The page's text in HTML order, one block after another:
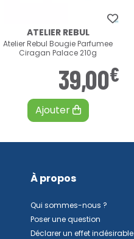
ATELIER REBUL
Atelier Rebul Bougie Parfumee
Ciragan Palace 210g
39,00€
Ajouter
À propos
Qui sommes-nous ?
Poser une question
Déclarer un effet indésirable